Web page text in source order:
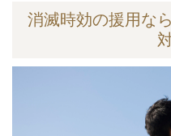
消滅時効の援用な